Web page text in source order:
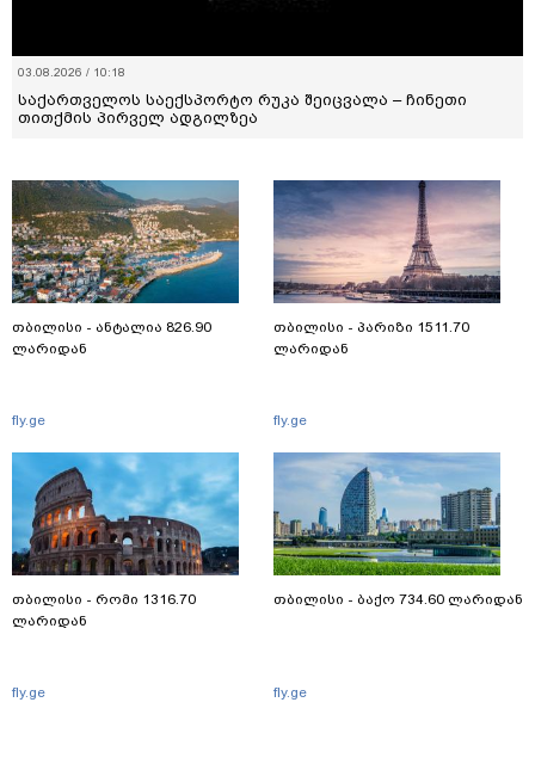
03.08.2026 / 10:18
საქართველოს საექსპორტო რუკა შეიცვალა – ჩინეთი
თითქმის პირველ ადგილზეა
თბილისი - ანტალია 826.90
ლარიდან
fly.ge
თბილისი - რომი 1316.70
ლარიდან
fly.ge
თბილისი - პარიზი 1511.70
ლარიდან
fly.ge
თბილისი - ბაქო 734.60 ლარიდან
fly.ge